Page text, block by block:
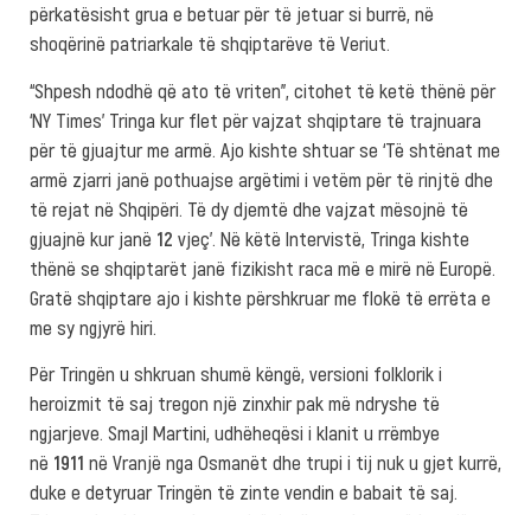
përkatësisht grua e betuar për të jetuar si burrë, në
shoqërinë patriarkale të shqiptarëve të Veriut.
“Shpesh ndodhë që ato të vriten”, citohet të ketë thënë për
‘NY Times’ Tringa kur flet për vajzat shqiptare të trajnuara
për të gjuajtur me armë. Ajo kishte shtuar se ‘Të shtënat me
armë zjarri janë pothuajse argëtimi i vetëm për të rinjtë dhe
të rejat në Shqipëri. Të dy djemtë dhe vajzat mësojnë të
gjuajnë kur janë 12 vjeç’. Në këtë Intervistë, Tringa kishte
thënë se shqiptarët janë fizikisht raca më e mirë në Europë.
Gratë shqiptare ajo i kishte përshkruar me flokë të errëta e
me sy ngjyrë hiri.
Për Tringën u shkruan shumë këngë, versioni folklorik i
heroizmit të saj tregon një zinxhir pak më ndryshe të
ngjarjeve. Smajl Martini, udhëheqësi i klanit u rrëmbye
në 1911 në Vranjë nga Osmanët dhe trupi i tij nuk u gjet kurrë,
duke e detyruar Tringën të zinte vendin e babait të saj.